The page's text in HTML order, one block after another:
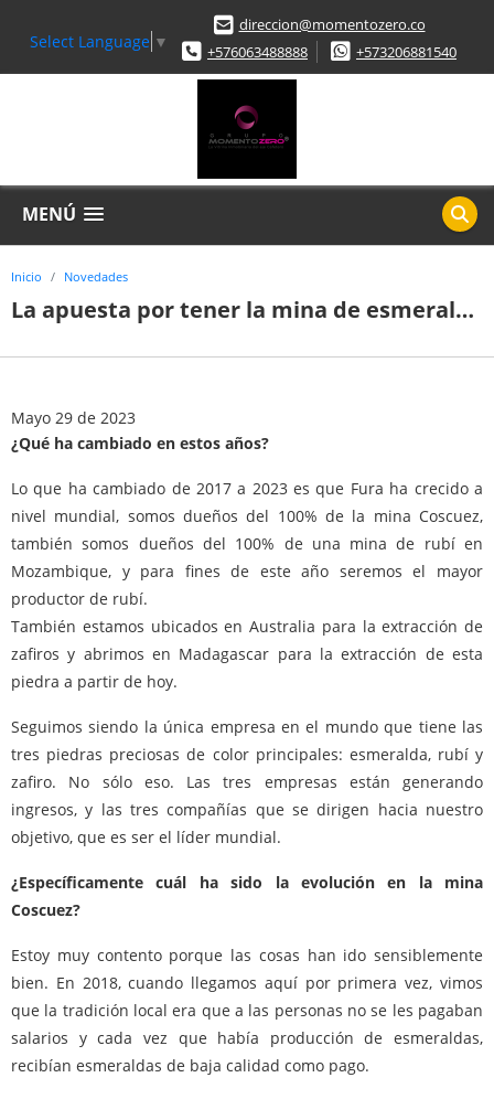
Select Language ▼
direccion@momentozero.co
+576063488888
+573206881540
MENÚ
Inicio Novedades
La apuesta por tener la mina de esmeraldas más grande del mundo
Mayo 29 de 2023
¿Qué ha cambiado en estos años?
Lo que ha cambiado de 2017 a 2023 es que Fura ha crecido a
nivel mundial, somos dueños del 100% de la mina Coscuez,
también somos dueños del 100% de una mina de rubí en
Mozambique, y para fines de este año seremos el mayor
productor de rubí.
También estamos ubicados en Australia para la extracción de
zafiros y abrimos en Madagascar para la extracción de esta
piedra a partir de hoy.
Seguimos siendo la única empresa en el mundo que tiene las
tres piedras preciosas de color principales: esmeralda, rubí y
zafiro. No sólo eso. Las tres empresas están generando
ingresos, y las tres compañías que se dirigen hacia nuestro
objetivo, que es ser el líder mundial.
¿Específicamente cuál ha sido la evolución en la mina
Coscuez?
Estoy muy contento porque las cosas han ido sensiblemente
bien. En 2018, cuando llegamos aquí por primera vez, vimos
que la tradición local era que a las personas no se les pagaban
salarios y cada vez que había producción de esmeraldas,
recibían esmeraldas de baja calidad como pago.